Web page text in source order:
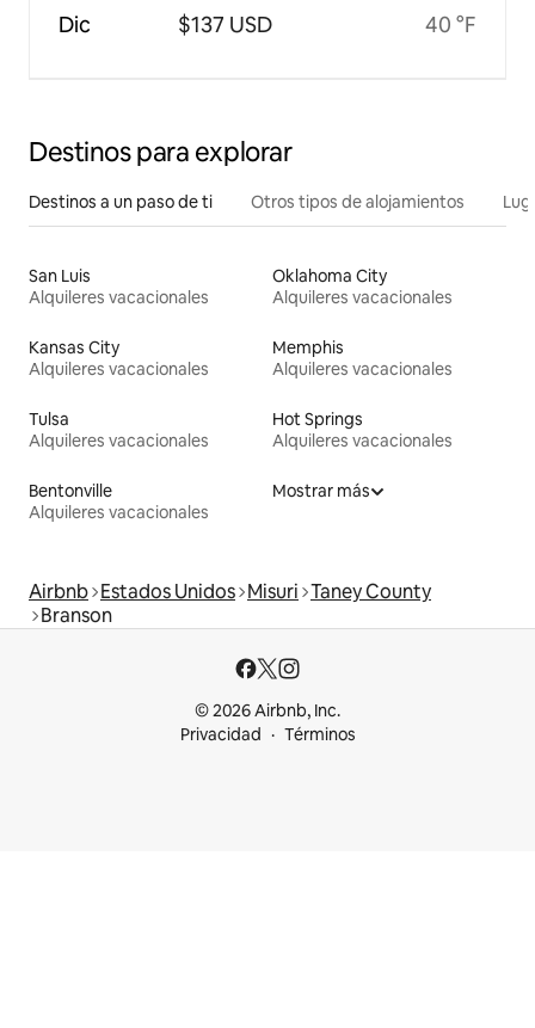
Dic $137 USD 40 °F
Destinos para explorar
Destinos a un paso de ti Otros tipos de alojamientos
San Luis
Alquileres vacacionales
Oklahoma City
Alquileres vacacionales
Kansas City
Alquileres vacacionales
Memphis
Alquileres vacacionales
Tulsa
Alquileres vacacionales
Hot Springs
Alquileres vacacionales
Bentonville
Alquileres vacacionales
Mostrar más
Airbnb Estados Unidos Misuri Taney County
Branson
© 2026 Airbnb, Inc.
Privacidad
Términos